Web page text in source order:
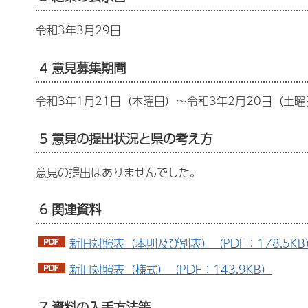
令和3年3月29日
4 意見募集期間
令和3年1月21日（木曜日）～令和3年2月20日（土曜
5 意見の提出状況と県の考え方
意見の提出はありませんでした。
6 関連資料
新旧対照表（本則及び別表）（PDF：178.5KB
新旧対照表（様式）（PDF：143.9KB）